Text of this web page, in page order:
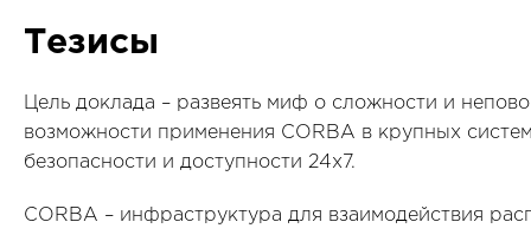
Тезисы
Цель доклада – развеять миф о сложности и
возможности применения CORBA в крупных
безопасности и доступности 24x7.
CORBA – инфраструктура для взаимодействия